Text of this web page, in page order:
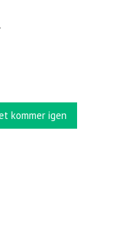
kommer igen